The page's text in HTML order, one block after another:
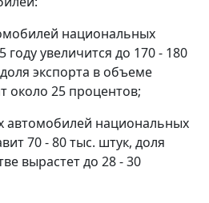
национальных
году увеличится до 170 - 180
экспорта в объеме
около 25 процентов;
автомобилей национальных
70 - 80 тыс. штук, доля
вырастет до 28 - 30